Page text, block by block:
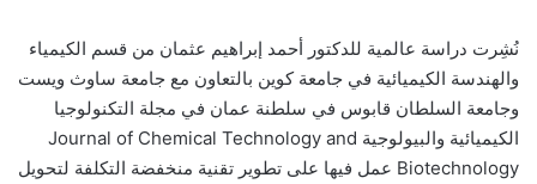
نُشِرت دراسة عالمية للدكتور أحمد إبراهيم عثمان من قسم الكيمياء
والهندسة الكيميائية في جامعة كوين بالتعاون مع جامعة ساوث ويست
وجامعة السلطان قابوس في سلطنة عمان في مجلة التكنولوجيا
الكيميائية والبيولوجية Journal of Chemical Technology and
Biotechnology عمل فيها على تطوير تقنية منخفضة التكلفة لتحويل